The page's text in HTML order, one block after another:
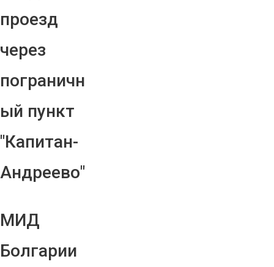
проезд
через
пограничн
ый пункт
"Капитан-
Андреево"
МИД
Болгарии